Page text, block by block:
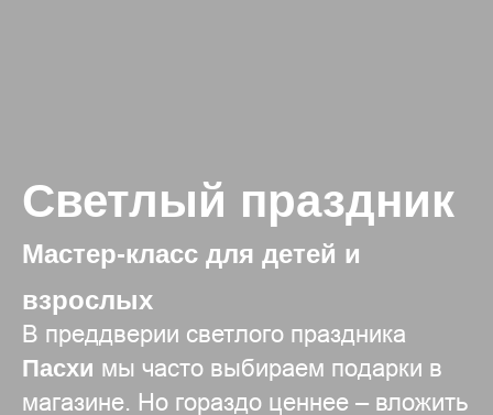
Светлый праздник
Мастер-класс для детей и
взрослых
В преддверии светлого праздника
Пасхи мы часто выбираем подарки в
магазине. Но гораздо ценнее – вложить